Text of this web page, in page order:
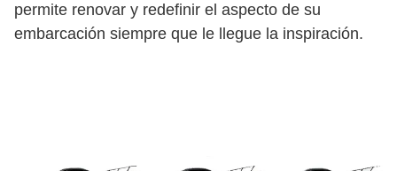
permite renovar y redefinir el aspecto de su
embarcación siempre que le llegue la inspiración.